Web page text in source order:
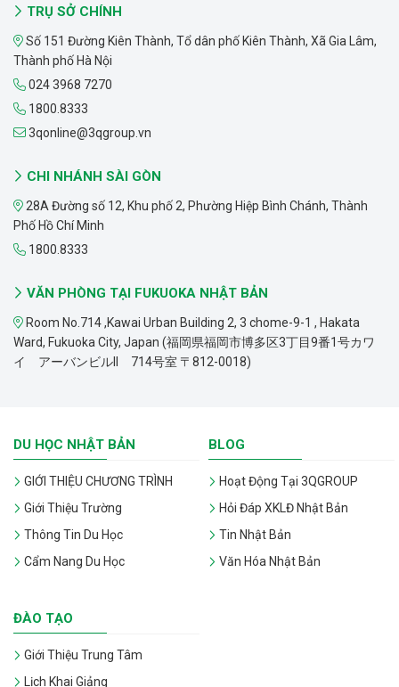
TRỤ SỞ CHÍNH
Số 151 Đường Kiên Thành, Tổ dân phố Kiên Thành, Xã Gia Lâm,
Thành phố Hà Nội
024 3968 7270
1800.8333
3qonline@3qgroup.vn
CHI NHÁNH SÀI GÒN
28A Đường số 12, Khu phố 2, Phường Hiệp Bình Chánh, Thành
Phố Hồ Chí Minh
1800.8333
VĂN PHÒNG TẠI FUKUOKA NHẬT BẢN
Room No.714 ,Kawai Urban Building 2, 3 chome-9-1 , Hakata
Ward, Fukuoka City, Japan (福岡県福岡市博多区3丁目9番1号カワ
イ アーバンビルII 714号室 〒812-0018)
DU HỌC NHẬT BẢN
GIỚI THIỆU CHƯƠNG TRÌNH
Giới Thiệu Trường
Thông Tin Du Học
Cẩm Nang Du Học
BLOG
Hoạt Động Tại 3QGROUP
Hỏi Đáp XKLĐ Nhật Bản
Tin Nhật Bản
Văn Hóa Nhật Bản
ĐÀO TẠO
Giới Thiệu Trung Tâm
Lịch Khai Giảng